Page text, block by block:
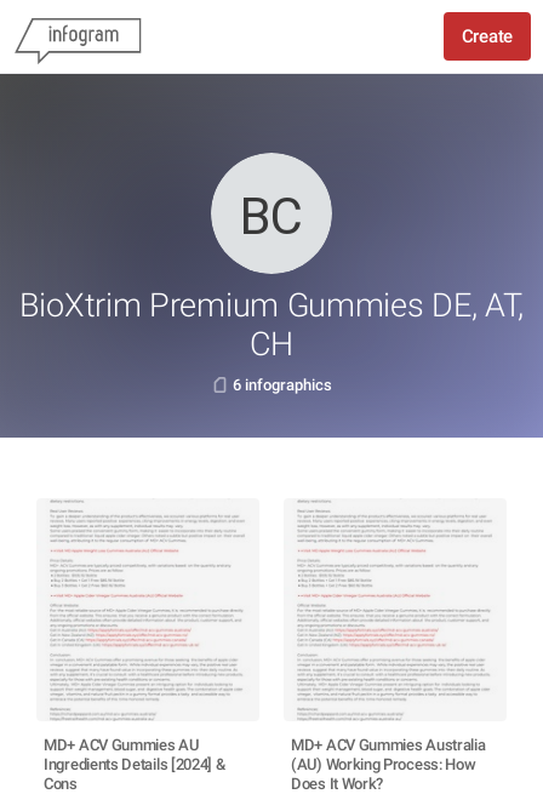
Create
BioXtrim Premium Gummies DE, AT,
CH
6 infographics
MD+ ACV Gummies AU
Ingredients Details [2024] &
Cons
MD+ ACV Gummies Australia
(AU) Working Process: How
Does It Work?